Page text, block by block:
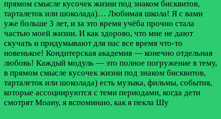
прямом смысле кусочек жизни под знаком бисквитов,
тарталеток или шоколада)… Любимая школа! Я с вами
уже больше 3 лет, и за это время учёба прочно стала
частью моей жизни. И как здорово, что мне не дают
скучать и придумывают для нас все время что-то
новенькое! Кондитерская академия — конечно отдельная
любовь! Каждый модуль — это полное погружение в тему,
в прямом смысле кусочек жизни под знаком бисквитов,
тарталеток или шоколада) есть музыка, фильмы, события,
которые ассоциируются с теми периодами, когда дети
смотрят Моану, я вспоминаю, как я пекла Шу